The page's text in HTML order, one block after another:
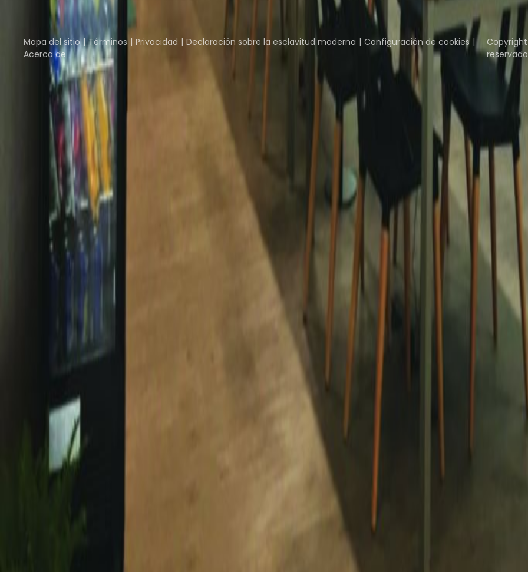
Instant Offices Coworker Coworkintel Davinci
Instant Group
Mapa del sitio Términos Privacidad Declaración sobre la esclavitud moderna
Configuración de cookies
Acerca de